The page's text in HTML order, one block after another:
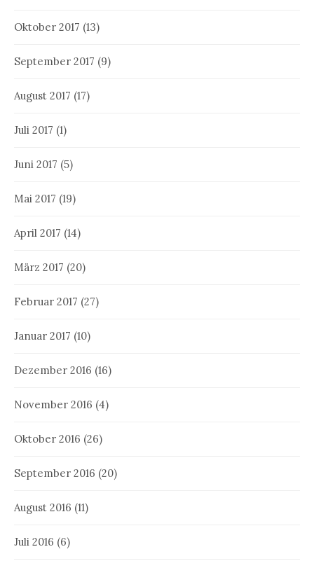
Oktober 2017 (13)
September 2017 (9)
August 2017 (17)
Juli 2017 (1)
Juni 2017 (5)
Mai 2017 (19)
April 2017 (14)
März 2017 (20)
Februar 2017 (27)
Januar 2017 (10)
Dezember 2016 (16)
November 2016 (4)
Oktober 2016 (26)
September 2016 (20)
August 2016 (11)
Juli 2016 (6)